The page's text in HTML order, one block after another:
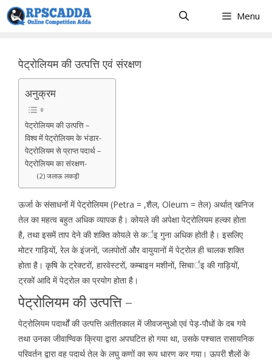
Skip
to
Menu
पेट्रोलियम की उत्पत्ति एवं संरक्षण
अनुक्रम
पेट्रोलियम की उत्पत्ति –
विश्व में पेट्रोलियम के भंडार-
पेट्रोलियम से प्राप्त पदार्थ –
पेट्रोलियम का संरक्षण-
(2) जलाऊ लकड़ी़
ऊर्जा के संसाधनों में पेट्रोलियम (Petra = ,शैल, Oleum = तेल) अर्थात् खनिज
तेल का महत्व बहुत अधिक व्यापक है। कोयले की अपेक्षा पेट्रोलियम हल्का होता
है, तथा इसमें ताप देने की शक्ति कोयले से कर्इ गुना अधिक होती है। इसलिए
मोटर गाड़ियों, रेल के इंजनों, जलपोतों और वायुयानों में पेट्रोल ही चालक शक्ति
होता है। कृषि के ट्रेक्टरों, हारवेस्टरों, कम्बाइन मशीनों, सिचार्इ की गाड़ियों,
ट्रकों आदि में पेट्रोल का प्रयोग होता है।
पेट्रोलियम की उत्पत्ति –
पेट्रोलियम पदार्थों की उत्पत्ति अतीतकाल में जीवजन्तुओ एवं पेड़-पौधों के दब गये
तथा उनका जीवाण्विक क्रिया द्वारा अपघटित हो गया था, उसके पश्चात रासायनिक
परिवर्तन द्वारा वह पदार्थ तेल के लघु कणों का रूप धारण कर गया। ऊपरी शैलों के